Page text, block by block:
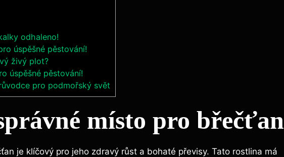
odhaleno!
úspěšné pěstování!
živý plot?
úspěšné pěstování!
pro podmořský svět
místo pro břečťan
je klíčový pro jeho zdravý růst a bohaté převisy. Tato rostlina má